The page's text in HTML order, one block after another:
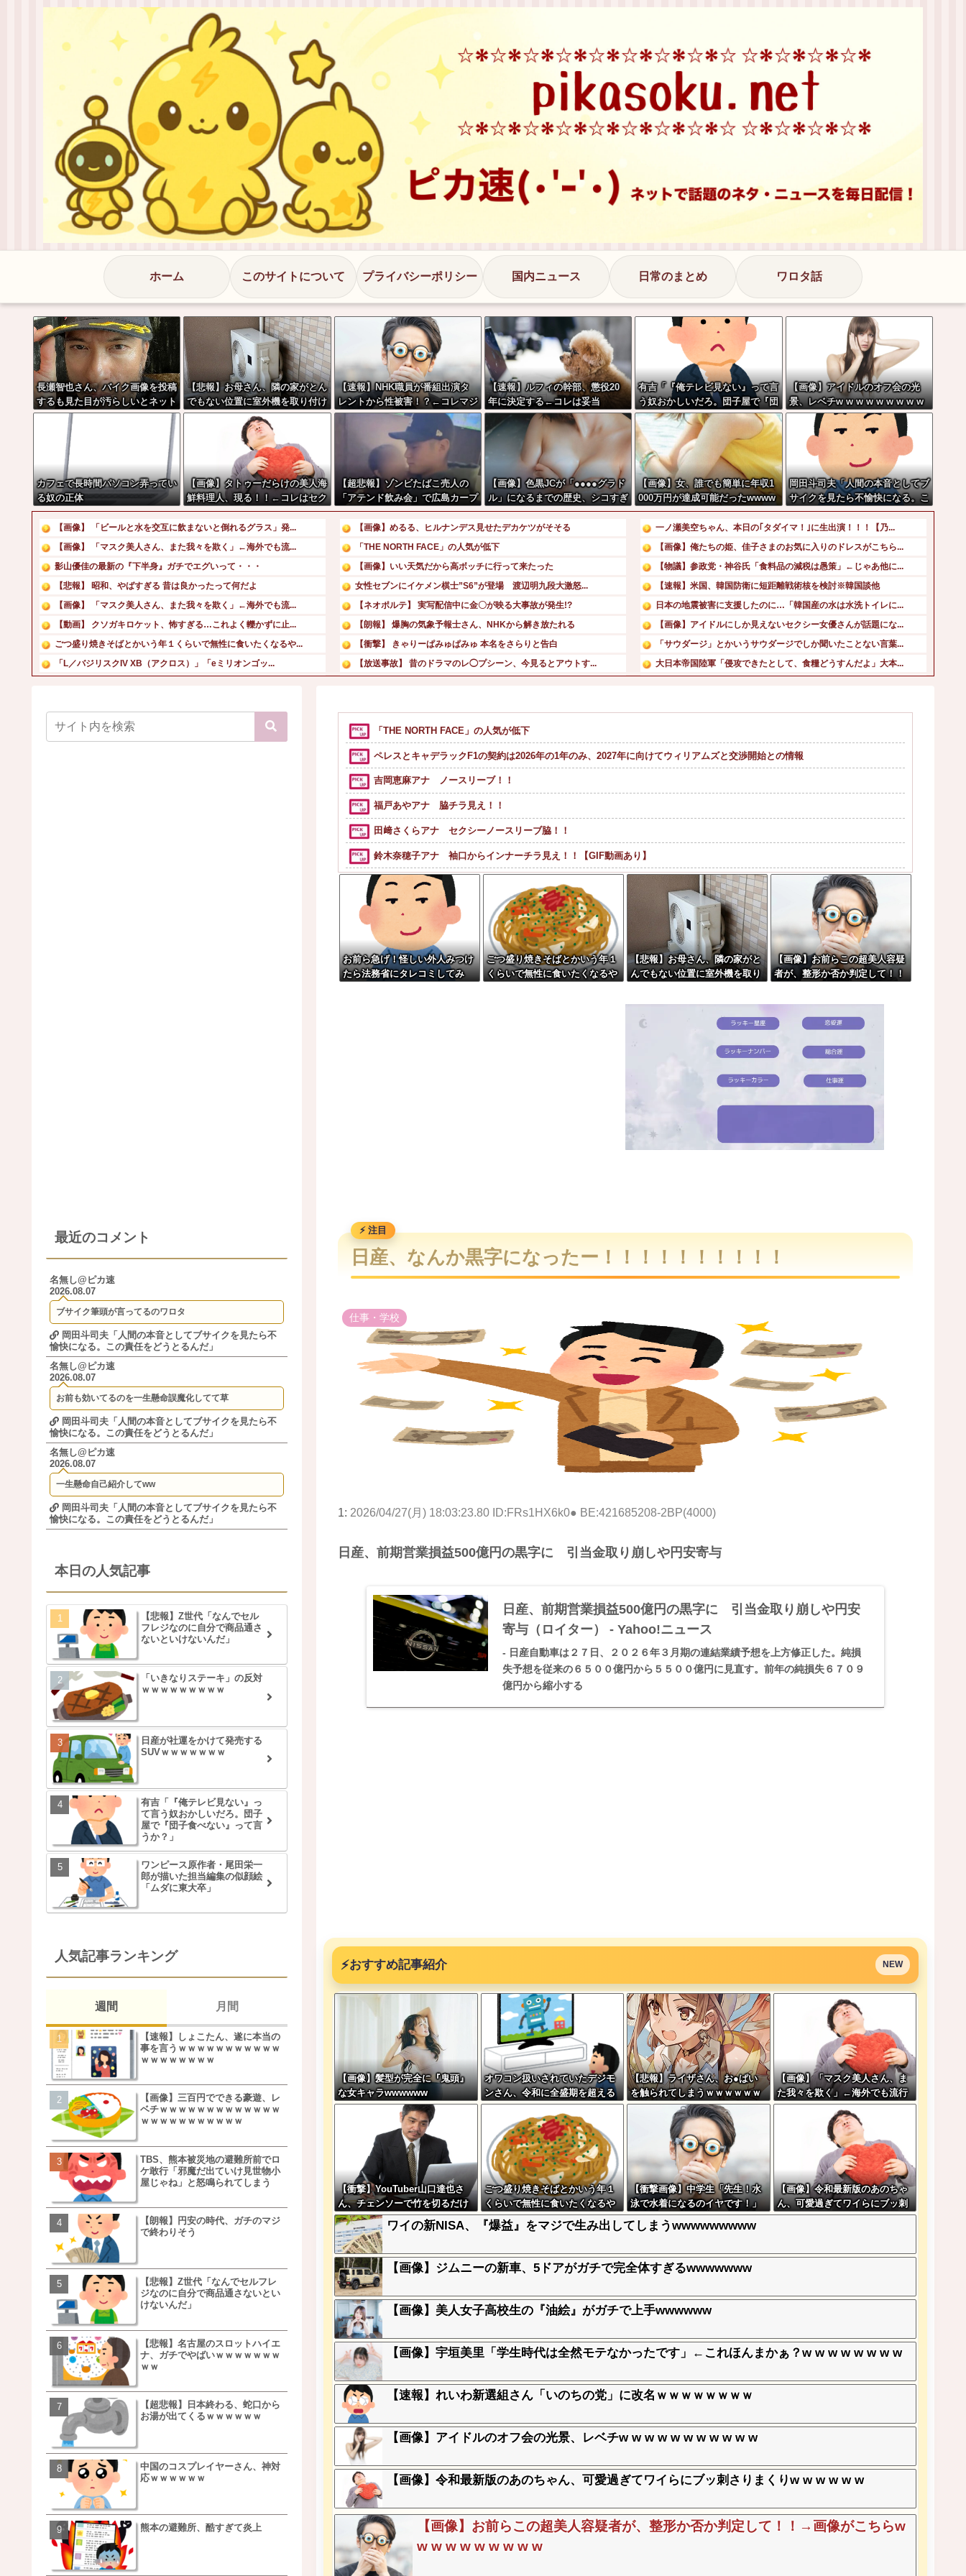
ホーム このサイトについて プライバシーポリシー 国内ニュース 日常のまとめ ワロタ話
長瀬智也さん、バイク画像を投稿
するも見た目が汚らしいとネット
の女性たちから批判…謝罪
【悲報】お母さん、隣の家がとん
でもない位置に室外機を取り付け
ブチギレwwwwwwwwww
【速報】NHK職員が番組出演タ
レントから性被害！？←コレマジ
ならヤバくねーか？
【速報】ルフィの幹部、懲役20
年に決定する←コレは妥当
か？？？？？？？
有吉「『俺テレビ見ない』って言
う奴おかしいだろ。団子屋で『団
子食べない』って言うか？」
【画像】アイドルのオフ会の光
景、レベチw w w w w w w w w
w w
カフェで長時間パソコン弄ってい
る奴の正体
【画像】タトゥーだらけの美人海
鮮料理人、現る！！←コレはセク
シー過ぎてワイらにブッ刺さりま
くりw w w w w w w w w
【超悲報】ゾンビたばこ売人の
「アテンド飲み会」で広島カープ
田村俊介がセクシー女優と寸止め
キスｗｗｗ
【画像】色黒JCが「●●●●グラド
ル」になるまでの歴史、シコすぎ
るwwww
【画像】女、誰でも簡単に年収1
000万円が達成可能だったwwww
www
岡田斗司夫「人間の本音としてブ
サイクを見たら不愉快になる。こ
の責任をどうとるんだ」
【画像】 「ビールと水を交互に飲まないと倒れるグラス」発...
【画像】 「マスク美人さん、また我々を欺く」←海外でも流...
影山優佳の最新の『下半身』ガチでエグいって・・・
【悲報】 昭和、やばすぎる 昔は良かったって何だよ
【画像】 「マスク美人さん、また我々を欺く」←海外でも流...
【動画】 クソガキロケット、怖すぎる…これよく轢かずに止...
ごつ盛り焼きそばとかいう年１くらいで無性に食いたくなるや...
「L／バジリスクIV XB（アクロス）」「eミリオンゴッ...
【画像】本田翼のミニ丈スカートの美脚がエッチすぎる！
【画像】Kカップお○ぱいを下から眺めるとｗ
【画像】めるる、ヒルナンデス見せたデカケツがそそる
「THE NORTH FACE」の人気が低下
【画像】いい天気だから高ボッチに行って来たった
女性セブンにイケメン棋士”S6”が登場 渡辺明九段大激怒...
【ネオポルテ】 実写配信中に金〇が映る大事故が発生!?
【朗報】 爆胸の気象予報士さん、NHKから解き放たれる
【衝撃】 きゃりーぱみゅぱみゅ 本名をさらりと告白
【放送事故】 昔のドラマのレ◯プシーン、今見るとアウトす...
【画像】気象予報士・吉井明子、45歳で見せたビキニ姿がH...
【画像】女優・夏菜、ロンハーで無防備パンチラ
一ノ瀬美空ちゃん、本日の｢タダイマ！｣に生出演！！！【乃...
【画像】俺たちの姫、佳子さまのお気に入りのドレスがこちら...
【物議】参政党・神谷氏「食料品の減税は愚策」←じゃあ他に...
【速報】米国、韓国防衛に短距離戦術核を検討※韓国談他
日本の地震被害に支援したのに…「韓国産の水は水洗トイレに...
【画像】アイドルにしか見えないセクシー女優さんが話題にな...
「サウダージ」とかいうサウダージでしか聞いたことない言葉...
大日本帝国陸軍「侵攻できたとして、食糧どうすんだよ」大本...
【サッカー界激震】韓国サッカー協会、W杯予選の審判に“性...
【悲報】保護者さん「修学旅行は無料化するべき。体験格差を...
「THE NORTH FACE」の人気が低下
ペレスとキャデラックF1の契約は2026年の1年のみ、2027年に向けてウィリアムズと交渉開始との情報
吉岡恵麻アナ ノースリーブ！！
福戸あやアナ 脇チラ見え！！
田﨑さくらアナ セクシーノースリーブ脇！！
鈴木奈穂子アナ 袖口からインナーチラ見え！！【GIF動画あり】
【動画】地震発生時の熊本総合病院の手術室の様子が(((ﾟДﾟ)))
【動画】両方馬鹿（笑）ミニストップでトラックと衝突したドラレコが（ノ∇`）
【動画】ロシアの空挺兵、パラシュートが開かずに墜落してしまう。
【画像】タトゥーだらけの美人海鮮料理人、現る！！←コレはセクシー過ぎてワイらにブッ刺さりまくりw w w ...
【緊急】お笑いジャングルポケット斉藤慎二被告に懲役7年の求刑←これ…
【速報】NHK職員が番組出演タレントから性被害！？←コレマジならヤバくねーか？
【画像】お前らこの超美人容疑者が、整形か否か判定して！！→画像がこちらw w w w w w w w w ...
【画像】俺たちの姫、佳子さまのお気に入りのドレスがこちらです←コレは可愛過ぎるw w w w w w w ...
お前ら急げ！怪しい外人みつけ
たら法務省にタレコミしてみ
ごつ盛り焼きそばとかいう年１
くらいで無性に食いたくなるや
【悲報】お母さん、隣の家がと
んでもない位置に室外機を取り
【画像】お前らこの超美人容疑
者が、整形か否か判定して！！
w w w
日産、なんか黒字になったー！！！！！！！！！！
仕事・学校
1: 2026/04/27(月) 18:03:23.80 ID:FRs1HX6k0● BE:421685208-2BP(4000)
日産、前期営業損益500億円の黒字に 引当金取り崩しや円安寄与
日産、前期営業損益500億円の黒字に 引当金取り崩しや円安
寄与（ロイター） - Yahoo!ニュース
- 日産自動車は２７日、２０２６年３月期の‌連結業績予想を上⁠方修正した。純損
失予想を従来​の６５００億円から５５００億円に見直す。前年の純‌損失６７０９
億円から縮小する
⚡おすすめ記事紹介 NEW
【画像】髪型が完全に『鬼頭』
な女キャラwwwwww
オワコン扱いされていたデジモ
ンさん、令和に全盛期を超える
利益を生み出していた
【悲報】ライザさん、お●ぱい
を触られてしまうｗｗｗｗｗｗ
ｗｗ
【画像】「マスク美人さん、ま
た我々を欺く」←海外でも流行
りだした結果がこちらw w w w
【衝撃】YouTuber山口達也さ
ん、チェンソーで竹を切るだけ
で600万再生を突破してしまう
←正直、こう言うのでいいんだ
よなw w w w w w w w
ごつ盛り焼きそばとかいう年１
くらいで無性に食いたくなるや
つｗｗｗｗｗｗｗｗ
【衝撃画像】中学生「先生！水
泳で水着になるのイヤです！」
先生「分かった」→結果まさか
の『こう』なってしまうw w w
【画像】令和最新版のあのちゃ
ん、可愛過ぎてワイらにブッ刺
さりまくりw w w w w w
ワイの新NISA、『爆益』をマジで生み出してしまうwwwwwwwww
【画像】ジムニーの新車、5ドアがガチで完全体すぎるwwwwwww
【画像】美人女子高校生の『油絵』がガチで上手wwwwww
【画像】宇垣美里「学生時代は全然モテなかったです」←これほんまかぁ？w w w w w w w w
【速報】れいわ新選組さん「いのちの党」に改名ｗｗｗｗｗｗｗｗ
【画像】アイドルのオフ会の光景、レベチw w w w w w w w w w w
【画像】令和最新版のあのちゃん、可愛過ぎてワイらにブッ刺さりまくりw w w w w w
【画像】お前らこの超美人容疑者が、整形か否か判定して！！→画像がこちらw
w w w w w w w w w
最近のコメント
名無し@ピカ速
2026.08.07
ブサイク筆頭が言ってるのワロタ
岡田斗司夫「人間の本音としてブサイクを見たら不
愉快になる。この責任をどうとるんだ」
名無し@ピカ速
2026.08.07
お前も効いてるのを一生懸命誤魔化してて草
岡田斗司夫「人間の本音としてブサイクを見たら不
愉快になる。この責任をどうとるんだ」
名無し@ピカ速
2026.08.07
一生懸命自己紹介してww
岡田斗司夫「人間の本音としてブサイクを見たら不
愉快になる。この責任をどうとるんだ」
本日の人気記事
【悲報】Z世代「なんでセル
フレジなのに自分で商品通さ
ないといけないんだ」
「いきなりステーキ」の反対
ｗｗｗｗｗｗｗｗｗ
日産が社運をかけて発売する
SUVｗｗｗｗｗｗｗ
有吉「『俺テレビ見ない』っ
て言う奴おかしいだろ。団子
屋で『団子食べない』って言
うか？」
ワンピース原作者・尾田栄一
郎が描いた担当編集の似顔絵
「ムダに東大卒」
人気記事ランキング
週間
【速報】しょこたん、遂に本当の
事を言うｗｗｗｗｗｗｗｗｗｗｗ
ｗｗｗｗｗｗｗｗ
【画像】三百円でできる豪遊、レ
ベチｗｗｗｗｗｗｗｗｗｗｗｗｗ
ｗｗｗｗｗｗｗｗｗｗｗ
TBS、熊本被災地の避難所前でロ
ケ敢行「邪魔だ出ていけ見世物小
屋じゃね」と怒鳴られてしまう
【朗報】円安の時代、ガチのマジ
で終わりそう
【悲報】Z世代「なんでセルフレ
ジなのに自分で商品通さないとい
けないんだ」
【悲報】名古屋のスロットハイエ
ナ、ガチでやばいｗｗｗｗｗｗｗ
ｗｗ
【超悲報】日本終わる、蛇口から
お湯が出てくるｗｗｗｗｗｗ
中国のコスプレイヤーさん、神対
応ｗｗｗｗｗｗ
熊本の避難所、酷すぎて炎上
月間
松本若菜(42歳)とかいう突然現れ
た美人おばさん女優ｗｗｗｗｗｗ
ｗ
鬼越トマホーク良ちゃん、吉本を
事実上のクビにｗｗｗ
【画像】キモいオジサンが着てる
服一覧がこちらｗｗｗｗｗｗｗｗ
ｗ
【速報】しょこたん、遂に本当の
事を言うｗｗｗｗｗｗｗｗｗｗｗ
【朗報】NOギルティ炭酸、登場
ｗｗｗｗｗｗｗｗｗｗｗｗ
【画像】例の梨を5000個失った農
家さん、少し流れが変わってくる
【悲報】日本、ついに駅そばの値
段が限界突破ｗｗｗｗｗｗｗｗｗ
【悲報】すき家、炎上ｗｗｗｗｗ
ｗｗｗｗｗｗｗｗｗｗｗｗｗｗｗ
【画像】三百円でできる豪遊、レ